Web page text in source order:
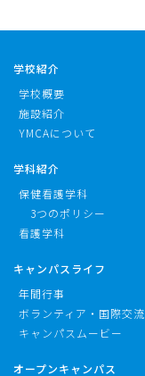
学校紹介
学校概要
施設紹介
YMCAについて
学科紹介
保健看護学科
3つのポリシー
看護学科
キャンパスライフ
年間行事
ボランティア・国際交流
キャンパスムービー
オープンキャンパス